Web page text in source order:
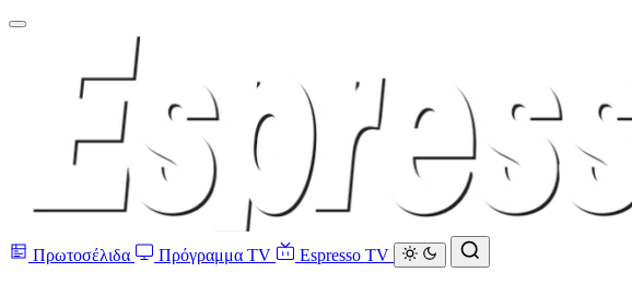
Πρωτοσέλιδα Πρόγραμμα TV Espresso TV